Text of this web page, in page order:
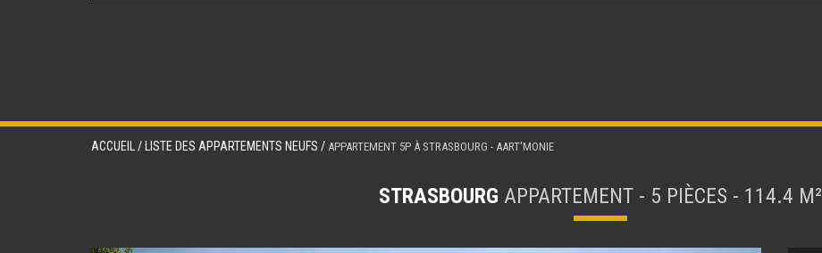
ACCUEIL / LISTE DES APPARTEMENTS NEUFS / APPARTEMENT 5P À STRASBOURG - AART'MONIE
STRASBOURG APPARTEMENT - 5 PIÈCES - 114.4 M²